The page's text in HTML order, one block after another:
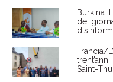
Burkina:
dei
Francia/
Saint-